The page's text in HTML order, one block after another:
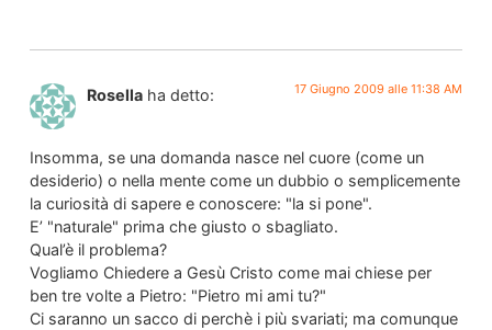
Rosella ha detto: 17 Giugno 2009 alle 11:38 AM
Insomma, se una domanda nasce nel cuore (come un
desiderio) o nella mente come un dubbio o semplicemente
la curiosità di sapere e conoscere: "la si pone".
E’ "naturale" prima che giusto o sbagliato.
Qual’è il problema?
Vogliamo Chiedere a Gesù Cristo come mai chiese per
ben tre volte a Pietro: "Pietro mi ami tu?"
Ci saranno un sacco di perchè i più svariati; ma comunque